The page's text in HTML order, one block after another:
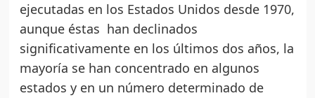
ejecutadas en los Estados Unidos desde 1970,
aunque éstas han declinados
significativamente en los últimos dos años, la
mayoría se han concentrado en algunos
estados y en un número determinado de